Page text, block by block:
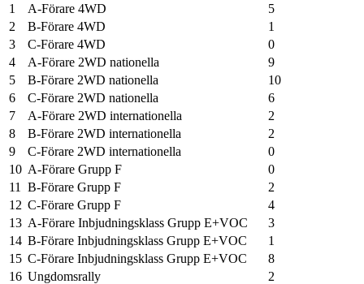
1
A-Förare 4WD
5
2
B-Förare 4WD
1
3
C-Förare 4WD
0
4
A-Förare 2WD nationella
9
5
B-Förare 2WD nationella
10
6
C-Förare 2WD nationella
6
7
A-Förare 2WD internationella
2
8
B-Förare 2WD internationella
2
9
C-Förare 2WD internationella
0
10 A-Förare Grupp F
0
11
B-Förare Grupp F
2
12 C-Förare Grupp F
4
13 A-Förare Inbjudningsklass Grupp E+VOC
3
14 B-Förare Inbjudningsklass Grupp E+VOC
1
15 C-Förare Inbjudningsklass Grupp E+VOC
8
16 Ungdomsrally
2